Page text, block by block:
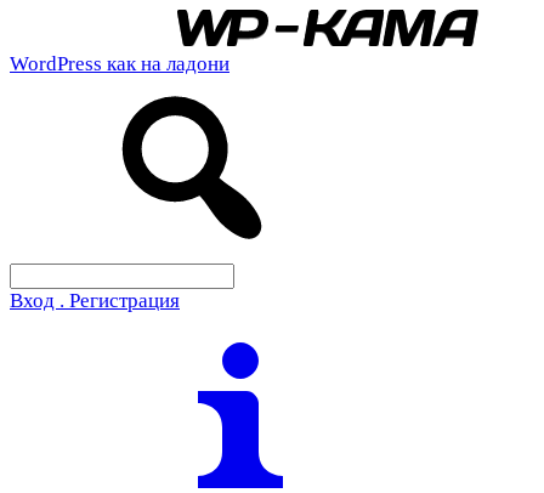
WordPress как на ладони
Вход . Регистрация